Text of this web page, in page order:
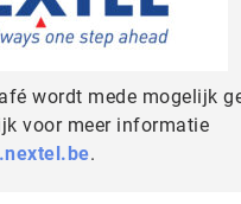
wordt mede mogelijk
voor meer informatie
.